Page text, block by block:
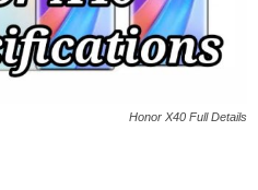
Honor X40 Full Details